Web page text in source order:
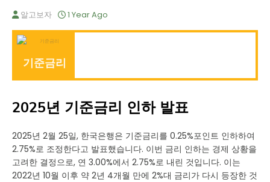
알고보자 1 Year Ago
기준금리
2025년 기준금리 인하 발표
2025년 2월 25일, 한국은행은 기준금리를 0.25%포인트 인하하여
2.75%로 조정한다고 발표했습니다. 이번 금리 인하는 경제 상황을
고려한 결정으로, 연 3.00%에서 2.75%로 내린 것입니다. 이는
2022년 10월 이후 약 2년 4개월 만에 2%대 금리가 다시 등장한 것